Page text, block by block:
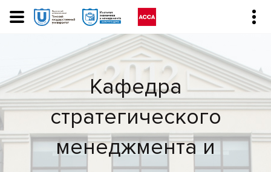
Кафедра
стратегического
менеджмента и